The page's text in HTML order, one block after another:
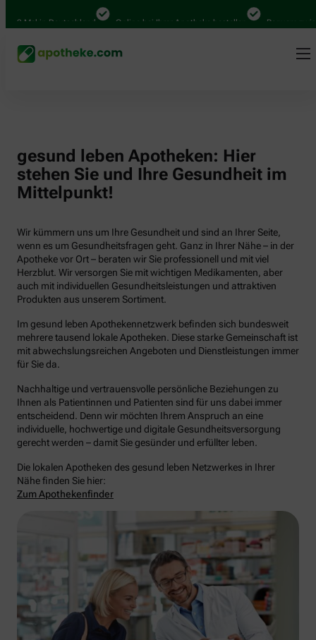
Mal in Deutschland Online bei Ihrer Apotheke bestellen Bequem
gesund leben Apotheken: Hier
stehen Sie und Ihre Gesundheit im
Mittelpunkt!
Wir kümmern uns um Ihre Gesundheit und sind an Ihrer Seite,
wenn es um Gesundheitsfragen geht. Ganz in Ihrer Nähe – in der
Apotheke vor Ort – beraten wir Sie professionell und mit viel
Herzblut. Wir versorgen Sie mit wichtigen Medikamenten, aber
auch mit individuellen Gesundheitsleistungen und attraktiven
Produkten aus unserem Sortiment.
Im gesund leben Apothekennetzwerk befinden sich bundesweit
mehrere tausend lokale Apotheken. Diese starke Gemeinschaft ist
mit abwechslungsreichen Angeboten und Dienstleistungen immer
für Sie da.
Nachhaltige und vertrauensvolle persönliche Beziehungen zu
Ihnen als Patientinnen und Patienten sind für uns dabei immer
entscheidend. Denn wir möchten Ihrem Anspruch an eine
individuelle, hochwertige und digitale Gesundheitsversorgung
gerecht werden – damit Sie gesünder und erfüllter leben.
Die lokalen Apotheken des gesund leben Netzwerkes in Ihrer
Nähe finden Sie hier:
Zum Apothekenfinder